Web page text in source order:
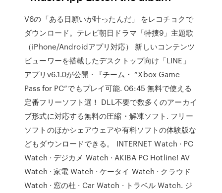
V6の「ある日願いが叶ったんだ」 をレコチョクで
ダウンロード。テレビ朝日ドラマ「特捜9」主題歌
（iPhone/Androidアプリ対応） 新しいコンテンツ
ビューワーを搭載したデスクトップ向け「LINE」
アプリv6.1.0が公開 · 『チーム・ “Xbox Game
Pass for PC”でもプレイ可能. 06:45 無料で使える
定番フリーソフト選！ DLL不要で数多くのアーカイ
ブ形式に対応する無料の圧縮・解凍ソフト. フリー
ソフトのほかシェアウェアや有料ソフトの体験版な
どもダウンロードできる。 INTERNET Watch · PC
Watch · デジカメ Watch · AKIBA PC Hotline! AV
Watch · 家電 Watch · ケータイ Watch · クラウド
Watch · 窓の杜 · Car Watch · トラベル Watch. ジ